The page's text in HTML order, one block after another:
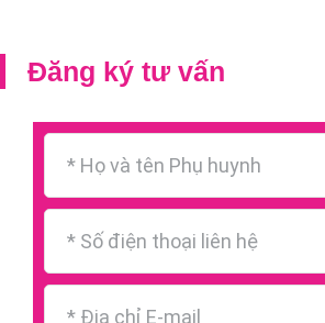
Đăng ký tư vấn